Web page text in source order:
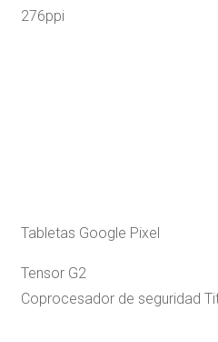
276ppi
Tabletas Google Pixel
Tensor G2
Coprocesador de seguridad